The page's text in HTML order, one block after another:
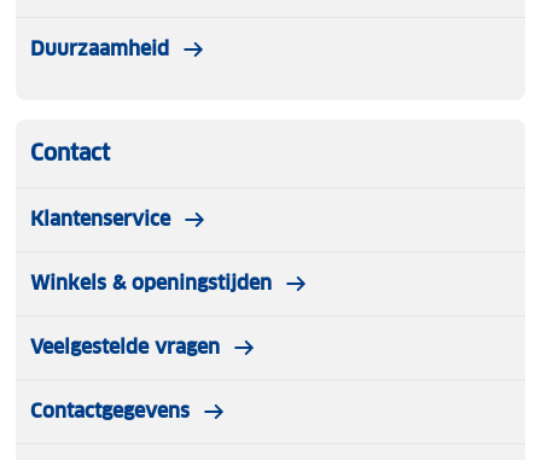
Duurzaamheid
Contact
Klantenservice
Winkels & openingstijden
Veelgestelde vragen
Contactgegevens